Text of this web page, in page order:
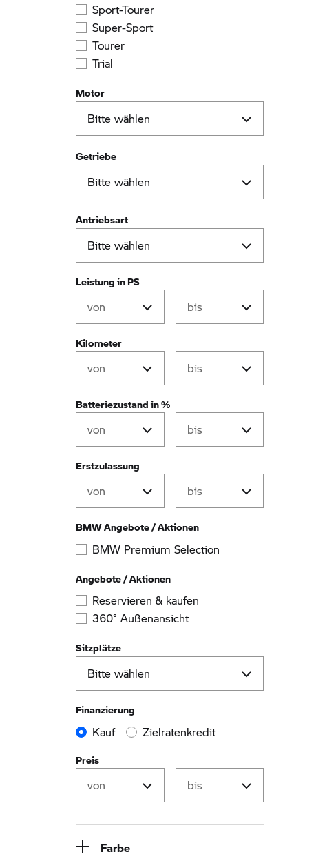
Sport-Tourer
Super-Sport
Tourer
Trial
Motor
Getriebe
Antriebsart
Leistung in PS
Kilometer
Batteriezustand in %
Erstzulassung
BMW Angebote / Aktionen
BMW Premium Selection
Angebote / Aktionen
Reservieren & kaufen
360° Außenansicht
Sitzplätze
Finanzierung
Kauf Zielratenkredit
Preis
Farbe